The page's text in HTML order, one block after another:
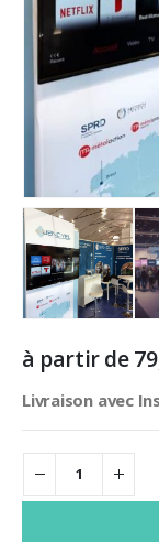
à partir de
Livraison avec